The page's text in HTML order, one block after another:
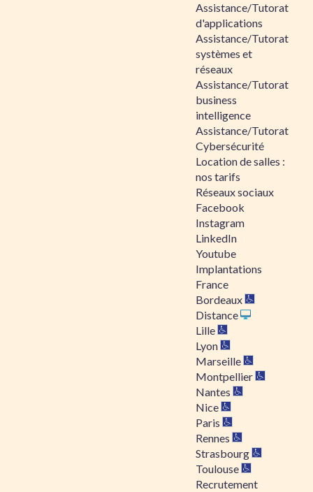
Assistance/Tutorat
d'applications
Assistance/Tutorat
systèmes et
réseaux
Assistance/Tutorat
business
intelligence
Assistance/Tutorat
Cybersécurité
Location de salles :
nos tarifs
Réseaux sociaux
Facebook
Instagram
LinkedIn
Youtube
Implantations
France
Bordeaux
Distance
Lille
Lyon
Marseille
Montpellier
Nantes
Nice
Paris
Rennes
Strasbourg
Toulouse
Recrutement